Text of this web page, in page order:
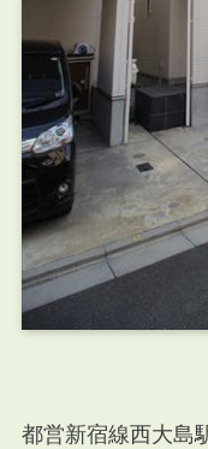
都営新宿線西大島